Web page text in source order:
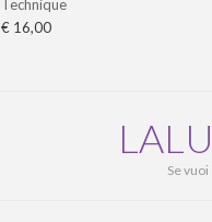
Technique
€ 16,00
Se